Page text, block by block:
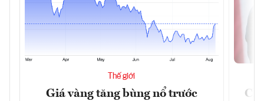
Thế giới
Giá vàng tăng bùng nổ trước